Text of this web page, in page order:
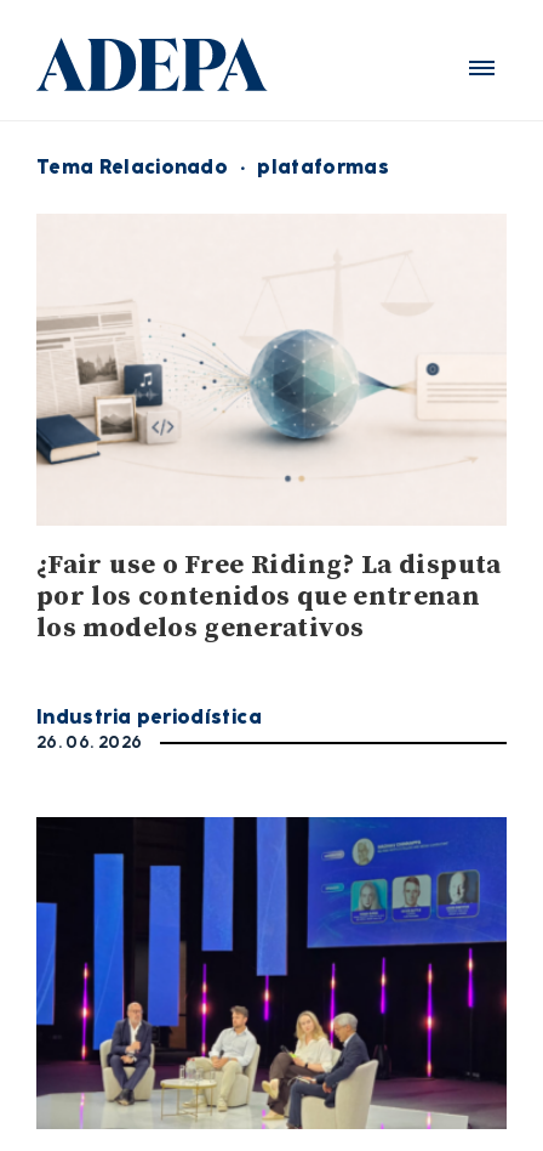
Tema Relacionado · plataformas
¿Fair use o Free Riding? La disputa
por los contenidos que entrenan
los modelos generativos
Industria periodística
26. 06. 2026